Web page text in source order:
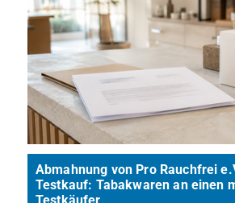
Abmahnung von Pro Rauchfrei
Testkauf: Tabakwaren an einen